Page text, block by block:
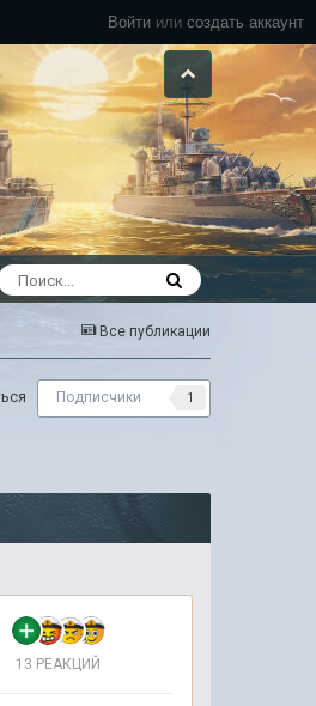
Войти или создать аккаунт
Все публикации
Подписчики 1
13 РЕАКЦИЙ